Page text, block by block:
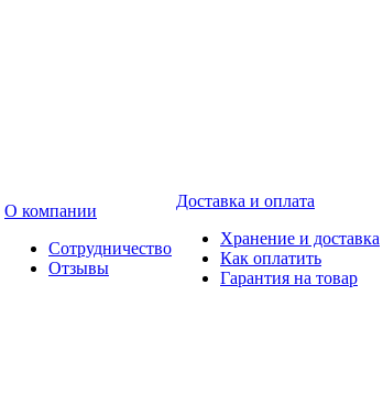
О компании
Сотрудничество
Отзывы
Доставка и оплата
Хранение и доставка
Как оплатить
Гарантия на товар